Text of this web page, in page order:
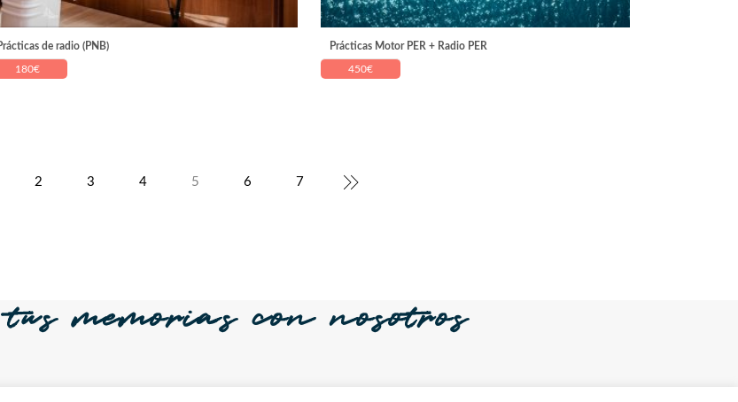
de radio (PNB)
180€
Prácticas Motor PER + Radio PER
450€
2 3 4 5 6 7
memorias con nosotros